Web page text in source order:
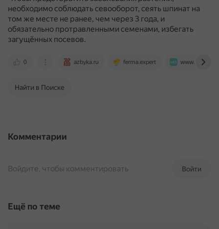
необходимо соблюдать севооборот, сеять шпинат на
том же месте не ранее, чем через 3 года, и
обязательно протравленными семенами, избегать
загущённых посевов.
0 azbyka.ru ferma.expert
Найти в Поиске
Комментарии
Войти
Войдите, чтобы комментировать
Ещё по теме